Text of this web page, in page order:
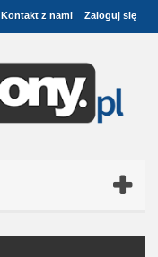
Zaloguj się
Kontakt z nami